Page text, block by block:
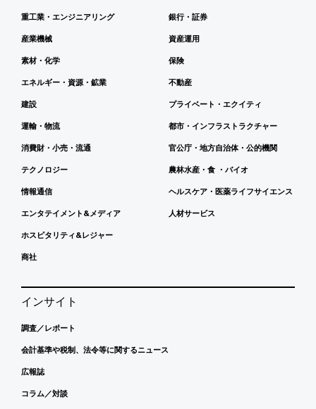
重工業・エンジニアリング
産業機械
素材・化学
エネルギー・資源・鉱業
建設
運輸・物流
消費財・小売・流通
テクノロジー
情報通信
エンタテイメント&メディア
ホスピタリティ&レジャー
商社
銀行・証券
資産運用
保険
不動産
プライベート・エクイティ
都市・インフラストラクチャー
官公庁・地方自治体・公的機関
農林水産・食 ・バイオ
ヘルスケア・医薬ライフサイエンス
人材サービス
インサイト
調査／レポート
会計基準や税制、法令等に関するニュース
広報誌
コラム／対談